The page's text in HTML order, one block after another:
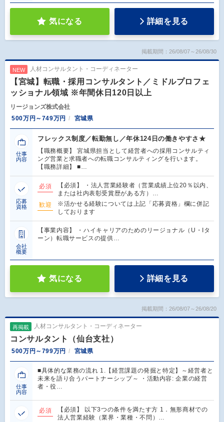
気になる 詳細を見る
掲載期間：26/08/07～26/08/30
NEW 人材コンサルタント・コーディネーター
【宮城】転職・採用コンサルタント／ミドルプロフェ
ッショナル領域 ※年間休日120日以上
リージョンズ株式会社
500万円～749万円
宮城県
仕事
内容
フレックス制度／転勤無し／年休124日の働きやすさ★
【職務概要】 宮城県担当として経営者への採用コンサルティ
ング営業と求職者への転職コンサルティングを行います。
【職務詳細】 ■…
応募
資格
必須
【必須】 ・法人営業経験者（営業成績上位20％以内、
または社内表彰受賞歴がある方）…
歓迎
※活かせる経験については上記「応募資格」欄に併記
しております
会社
概要
【事業内容】 ・ハイキャリアのためのリージョナル（U・Iタ
ーン）転職サービスの提供…
気になる 詳細を見る
掲載期間：26/08/07～26/08/20
再掲載 人材コンサルタント・コーディネーター
コンサルタント（仙台支社）
500万円～799万円 宮城県
仕事
内容
■具体的な業務の流れ 1.【経営課題の発掘と特定】～経営者と
未来を語り合うパートナーシップ～ ・活動内容: 企業の経営
者・役…
必須
【必須】 以下3つの条件を満たす方 1．無形商材での
法人営業経験（業界・業種・不問）…